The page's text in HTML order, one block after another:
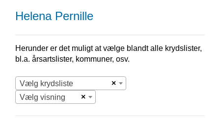
Helena Pernille
Herunder er det muligt at vælge blandt alle krydslister,
bl.a. årsartslister, kommuner, osv.
×
Vælg krydsliste
×
Vælg visning